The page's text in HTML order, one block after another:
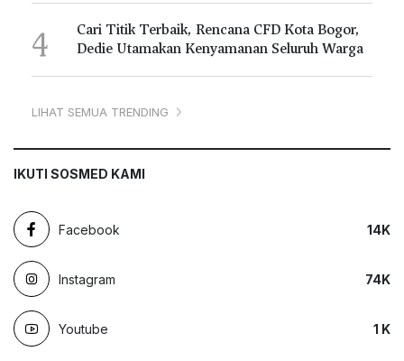
4
Cari Titik Terbaik, Rencana CFD Kota Bogor,
Dedie Utamakan Kenyamanan Seluruh Warga
LIHAT SEMUA TRENDING
IKUTI SOSMED KAMI
Facebook 14K
Instagram 74K
Youtube 1 K